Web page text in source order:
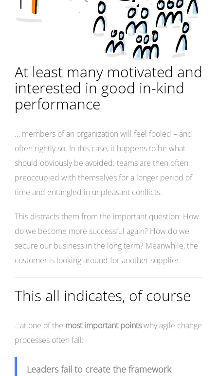
At least many motivated and
interested in good in-kind
performance
… members of an organization will feel fooled – and
often rightly so. In this case, it happens to be what
should obviously be avoided: teams are then often
preoccupied with themselves for a longer period of
time and entangled in unpleasant conflicts.
This distracts them from the important question: How
do we become more successful again? How do we
secure our business in the long term? Meanwhile, the
customer is looking around for another supplier.
This all indicates, of course
…at one of the most important pointswhy agile change
processes often fail:
Leaders fail to create the framework